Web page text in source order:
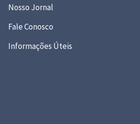
Nosso Jornal
Fale Conosco
Informações Úteis